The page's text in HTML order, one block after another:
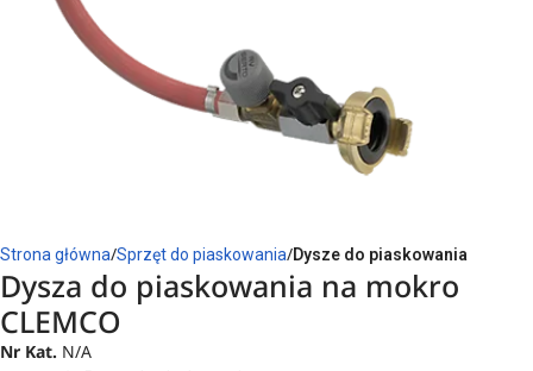
Strona główna Sprzęt do piaskowania Dysze do piaskowania
Dysza do piaskowania na mokro
CLEMCO
Nr Kat. N/A